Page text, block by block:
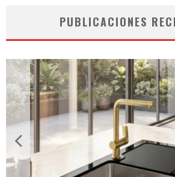
PUBLICACIONES